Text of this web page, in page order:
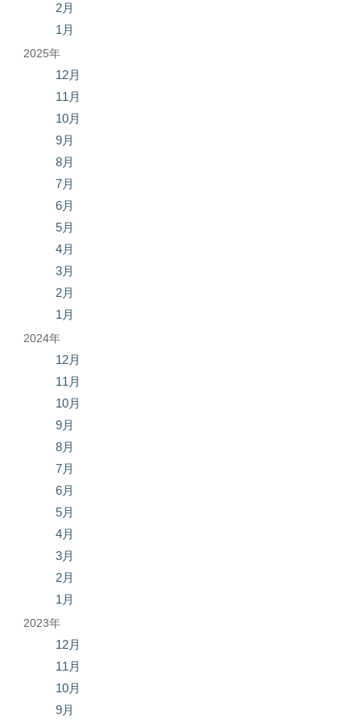
2月
1月
2025年
12月
11月
10月
9月
8月
7月
6月
5月
4月
3月
2月
1月
2024年
12月
11月
10月
9月
8月
7月
6月
5月
4月
3月
2月
1月
2023年
12月
11月
10月
9月